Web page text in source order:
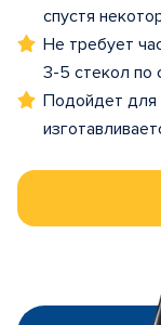
спустя
Не требует
3-5 стекол по
Подойдет для